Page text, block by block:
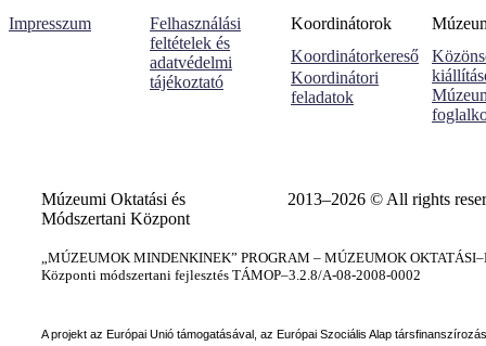
Impresszum
Felhasználási
feltételek és
adatvédelmi
tájékoztató
Koordinátorok
Koordinátorkereső
Koordinátori
feladatok
Múzeumi Oktatási és
Módszertani Központ
2013–2026 © All rights
„MÚZEUMOK MINDENKINEK” PROGRAM – MÚZEUMOK
Központi módszertani fejlesztés TÁMOP–3.2.8/A-08-2008-0002
A projekt az Európai Unió támogatásával, az Európai Szociális Alap